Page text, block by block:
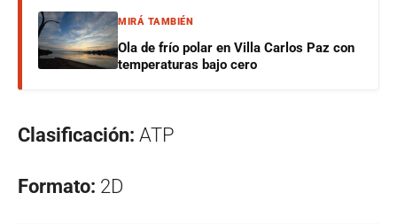
MIRÁ TAMBIÉN
Ola de frío polar en Villa Carlos Paz con
temperaturas bajo cero
Clasificación: ATP
Formato: 2D